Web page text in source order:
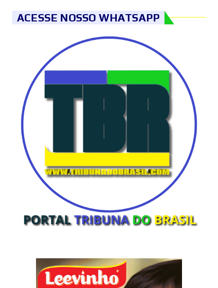
ACESSE NOSSO WHATSAPP